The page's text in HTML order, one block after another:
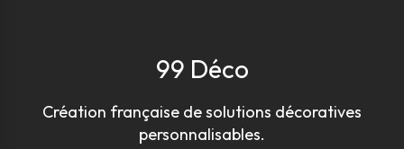
99 Déco
Création française de solutions décoratives
personnalisables.